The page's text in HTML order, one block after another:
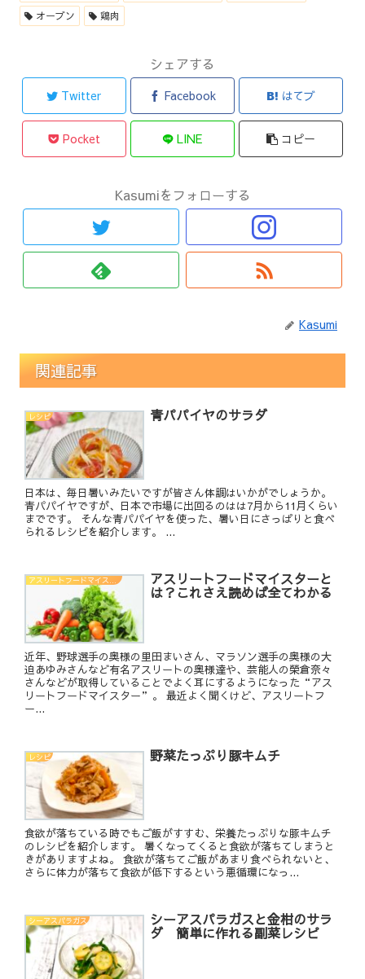
オーブン 鶏肉
シェアする
Twitter Facebook はてブ
Pocket LINE コピー
Kasumiをフォローする
Kasumi
関連記事
レシピ 青パパイヤのサラダ
日本は、毎日暑いみたいですが皆さん体調はいかがでしょうか。
青パパイヤですが、日本で市場に出回るのはは7月から11月くらい
までです。 そんな青パパイヤを使った、暑い日にさっぱりと食べ
られるレシピを紹介します。 ...
アスリートフードマイスターと
は？これさえ読めば全てわかる
近年、野球選手の奥様の里田まいさん、マラソン選手の奥様の大
迫あゆみさんなど有名アスリートの奥様達や、芸能人の榮倉奈々
さんなどが取得していることでよく耳にするようになった“アス
リートフードマイスター”。 最近よく聞くけど、アスリートフ
ー...
レシピ 野菜たっぷり豚キムチ
食欲が落ちている時でもご飯がすすむ、栄養たっぷりな豚キムチ
のレシピを紹介します。 暑くなってくると食欲が落ちてしまうと
きがありますよね。 食欲が落ちてご飯があまり食べられないと、
さらに体力が落ちて食欲が低下するという悪循環になっ...
シーアスパラガス シーアスパラガスと金柑のサラ
ダ 簡単に作れる副菜レシピ